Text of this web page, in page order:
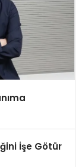
İşe Götür